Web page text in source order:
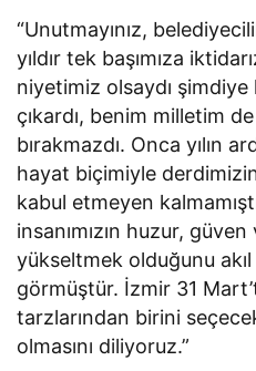
“Unutmayınız,
yıldır tek başımıza
niyetimiz olsaydı
çıkardı, benim milletim
bırakmazdı. Onca yılın
hayat biçimiyle derdimizin
kabul etmeyen
insanımızın huzur,
yükseltmek olduğunu
görmüştür. İzmir 31
tarzlarından birini
olmasını diliyoruz.”